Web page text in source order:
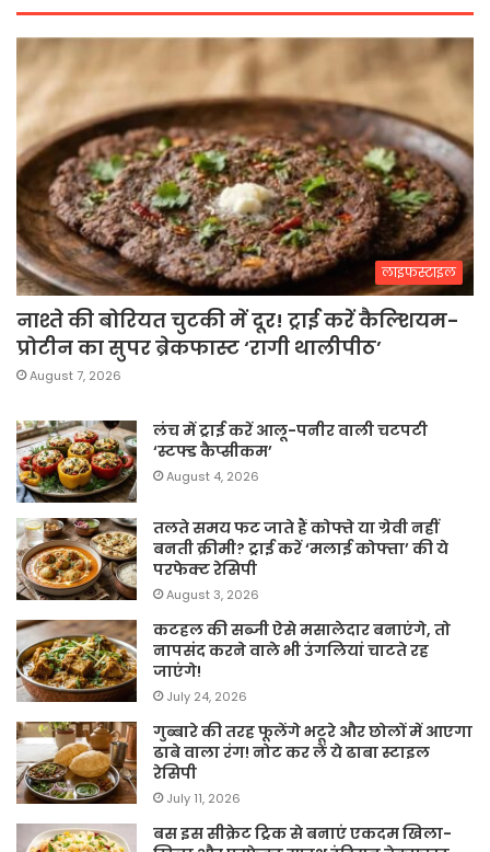
लाइफस्टाइल
नाश्ते की बोरियत चुटकी में दूर! ट्राई करें कैल्शियम-
प्रोटीन का सुपर ब्रेकफास्ट ‘रागी थालीपीठ’
August 7, 2026
लंच में ट्राई करें आलू-पनीर वाली चटपटी
‘स्टफ्ड कैप्सीकम’
August 4, 2026
तलते समय फट जाते हैं कोफ्ते या ग्रेवी नहीं
बनती क्रीमी? ट्राई करें ‘मलाई कोफ्ता’ की ये
परफेक्ट रेसिपी
August 3, 2026
कटहल की सब्जी ऐसे मसालेदार बनाएंगे, तो
नापसंद करने वाले भी उंगलियां चाटते रह
जाएंगे!
July 24, 2026
गुब्बारे की तरह फूलेंगे भटूरे और छोलों में आएगा
ढाबे वाला रंग! नोट कर लें ये ढाबा स्टाइल
रेसिपी
July 11, 2026
बस इस सीक्रेट ट्रिक से बनाएं एकदम खिला-